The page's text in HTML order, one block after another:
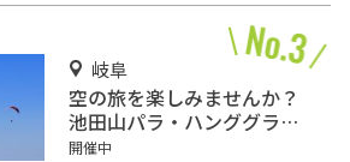
岐阜
空の旅を楽しみませんか？
池田山パラ・ハンググライ
ダー発進基地をご紹介！
開催中